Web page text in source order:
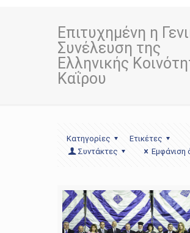
Επιτυχημένη η
Συνέλευση της
Ελληνικής
Καΐρου
Κατηγορίες
Ετικέτες
Συντάκτες
Εμφάνιση